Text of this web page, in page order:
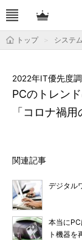
トップ システ
PCのトレン
「コロナ禍用
2022年IT優先度
関連記事
デジタル
本当に
ト機器を